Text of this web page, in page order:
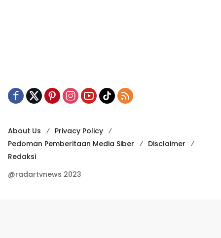
About Us
Privacy Policy
Pedoman Pemberitaan Media Siber
Disclaimer
Redaksi
@radartvnews 2023